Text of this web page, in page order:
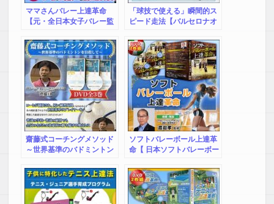
ママさんバレー上達革命
【元・全日本女子バレー監
ライン版
「球技で使える」瞬間的ス
ピード走法【バルセロナオ
博 監修】オンライン版
齋藤式コーチングメソッド
～世界基準のバドミントン
学校／猪苗代中学校バドミ
ントン部 顧問 齋藤 亘】
ソフトバレーボール上達革
命【 日本ソフトバレーボー
孝 監修】オンライン版